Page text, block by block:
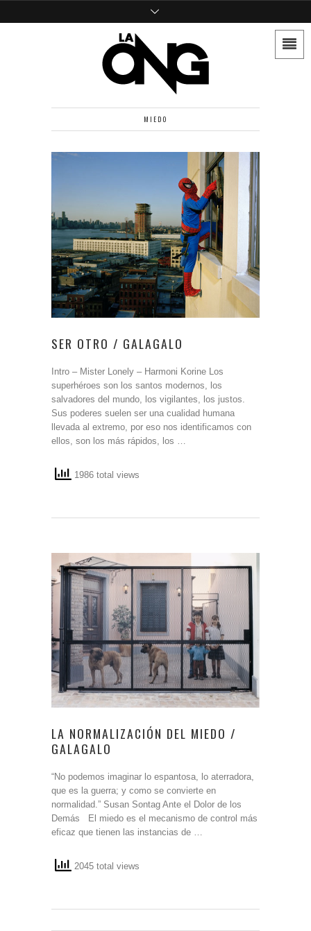
MIEDO
SER OTRO / GALAGALO
Intro – Mister Lonely – Harmoni Korine Los
superhéroes son los santos modernos, los
salvadores del mundo, los vigilantes, los justos.
Sus poderes suelen ser una cualidad humana
llevada al extremo, por eso nos identificamos con
ellos, son los más rápidos, los …
1986 total views
LA NORMALIZACIÓN DEL MIEDO /
GALAGALO
“No podemos imaginar lo espantosa, lo aterradora,
que es la guerra; y como se convierte en
normalidad.” Susan Sontag Ante el Dolor de los
Demás El miedo es el mecanismo de control más
eficaz que tienen las instancias de …
2045 total views